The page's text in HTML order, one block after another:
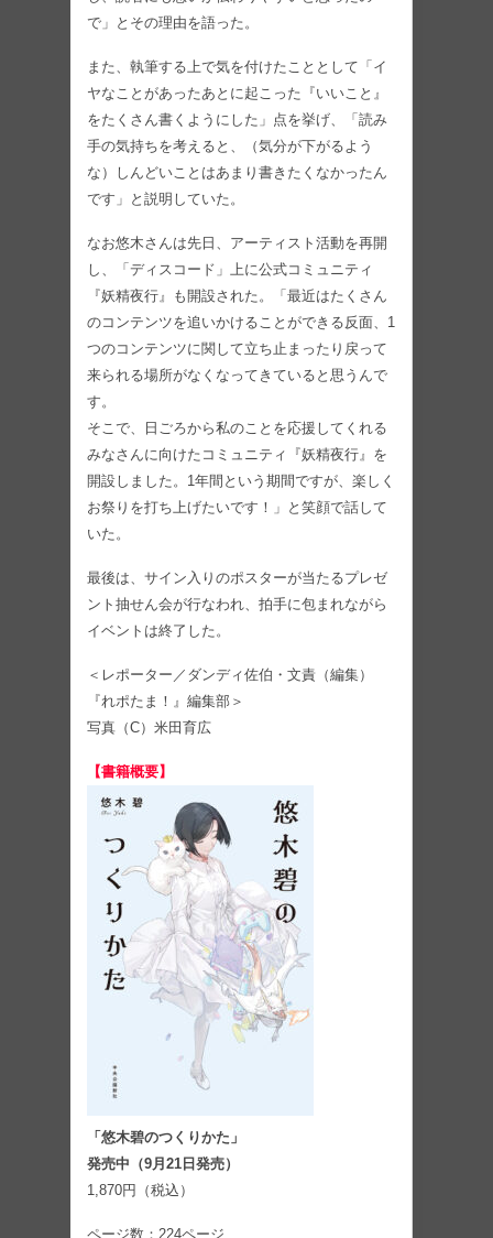
で」とその理由を語った。
また、執筆する上で気を付けたこととして「イ
ヤなことがあったあとに起こった『いいこと』
をたくさん書くようにした」点を挙げ、「読み
手の気持ちを考えると、（気分が下がるよう
な）しんどいことはあまり書きたくなかったん
です」と説明していた。
なお悠木さんは先日、アーティスト活動を再開
し、「ディスコード」上に公式コミュニティ
『妖精夜行』も開設された。「最近はたくさん
のコンテンツを追いかけることができる反面、1
つのコンテンツに関して立ち止まったり戻って
来られる場所がなくなってきていると思うんで
す。
そこで、日ごろから私のことを応援してくれる
みなさんに向けたコミュニティ『妖精夜行』を
開設しました。1年間という期間ですが、楽しく
お祭りを打ち上げたいです！」と笑顔で話して
いた。
最後は、サイン入りのポスターが当たるプレゼ
ント抽せん会が行なわれ、拍手に包まれながら
イベントは終了した。
＜レポーター／ダンディ佐伯・文責（編集）
『れポたま！』編集部＞
写真（C）米田育広
【書籍概要】
「悠木碧のつくりかた」
発売中（9月21日発売）
1,870円（税込）
ページ数：224ページ